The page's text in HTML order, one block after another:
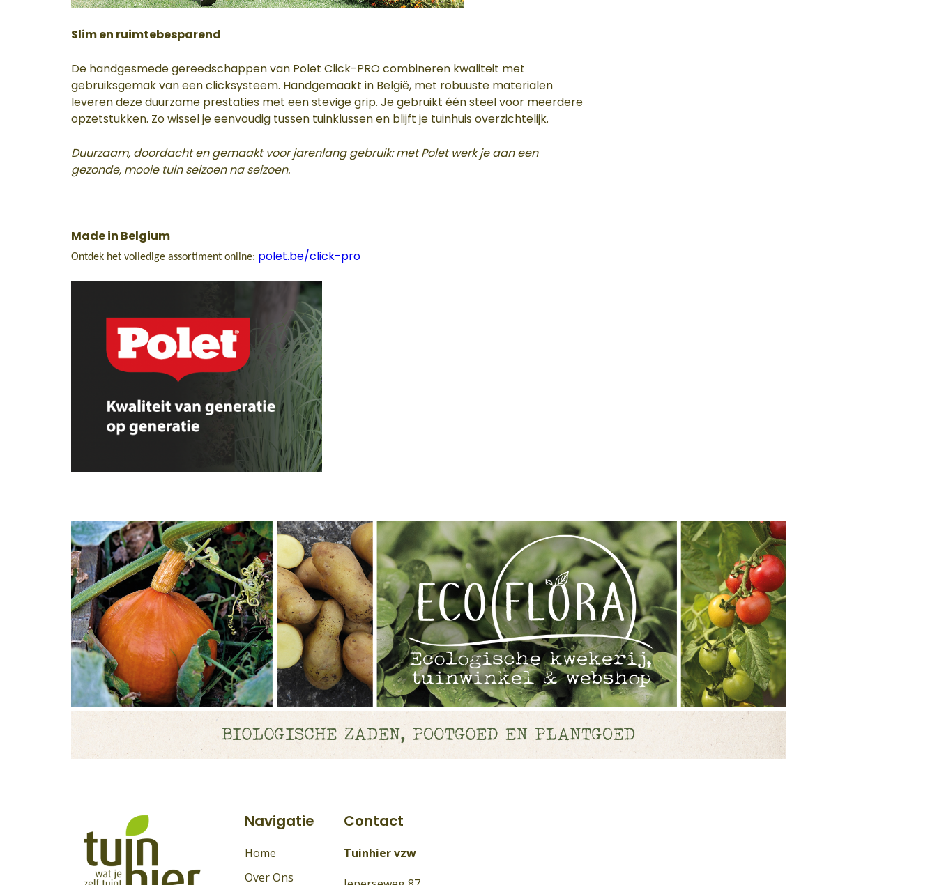
Slim en ruimtebesparend
De handgesmede gereedschappen van Polet Click-PRO combineren kwaliteit met
gebruiksgemak van een clicksysteem. Handgemaakt in België, met robuuste materialen
leveren deze duurzame prestaties met een stevige grip. Je gebruikt één steel voor meerdere
opzetstukken. Zo wissel je eenvoudig tussen tuinklussen en blijft je tuinhuis overzichtelijk.
Duurzaam, doordacht en gemaakt voor jarenlang gebruik: met Polet werk je aan een
gezonde, mooie tuin seizoen na seizoen.
Made in Belgium
Ontdek het volledige assortiment online: polet.be/click-pro
Navigatie
Home
Over Ons
Contact
Tuinhier vzw